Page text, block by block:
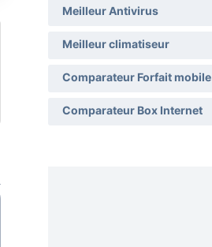
Meilleur Antivirus
Meilleur climatiseur
Comparateur Forfait mobile
Comparateur Box Internet